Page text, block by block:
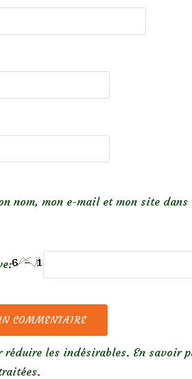
nom, mon e-mail et mon site
réduire les indésirables. En savoir
.